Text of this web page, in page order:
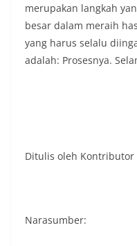
merupakan langkah
besar dalam meraih
yang harus selalu
adalah: Prosesnya.
Ditulis oleh Kontributor
Narasumber: